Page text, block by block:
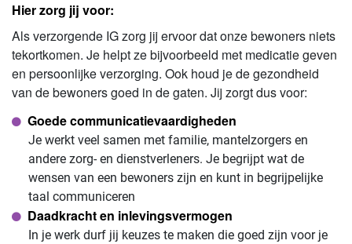
Hier zorg jij voor:
Als verzorgende IG zorg jij ervoor dat onze bewoners niets
tekortkomen. Je helpt ze bijvoorbeeld met medicatie geven
en persoonlijke verzorging. Ook houd je de gezondheid
van de bewoners goed in de gaten. Jij zorgt dus voor:
Goede communicatievaardigheden
Je werkt veel samen met familie, mantelzorgers en
andere zorg- en dienstverleners. Je begrijpt wat de
wensen van een bewoners zijn en kunt in begrijpelijke
taal communiceren
Daadkracht en inlevingsvermogen
In je werk durf jij keuzes te maken die goed zijn voor je